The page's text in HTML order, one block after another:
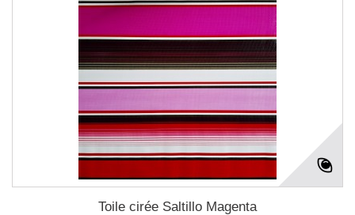
Toile cirée Saltillo Magenta